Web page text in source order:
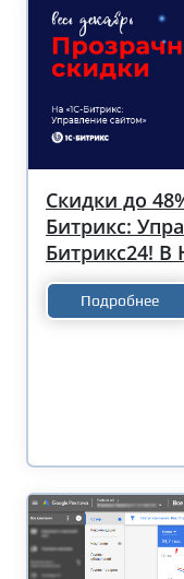
Скидки до
Битрикс:
Битрикс24! В
Подробнее